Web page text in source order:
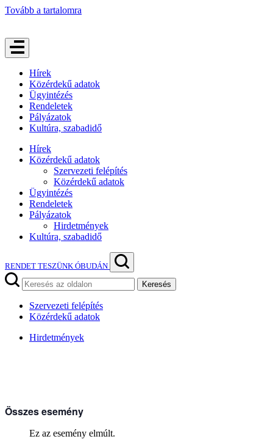
Tovább a tartalomra
Hírek
Közérdekű adatok
Ügyintézés
Rendeletek
Pályázatok
Kultúra, szabadidő
Hírek
Közérdekű adatok
Szervezeti felépítés
Közérdekű adatok
Ügyintézés
Rendeletek
Pályázatok
Hirdetmények
Kultúra, szabadidő
RENDET TESZÜNK ÓBUDÁN
Keresés
Szervezeti felépítés
Közérdekű adatok
Hirdetmények
Összes esemény
Ez az esemény elmúlt.